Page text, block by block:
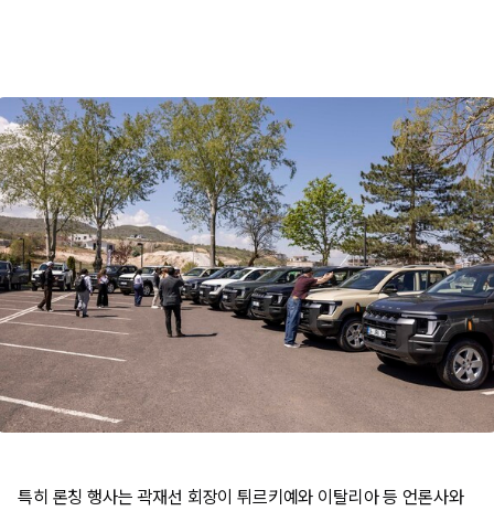
특히 론칭 행사는 곽재선 회장이 튀르키예와 이탈리아 등 언론사와